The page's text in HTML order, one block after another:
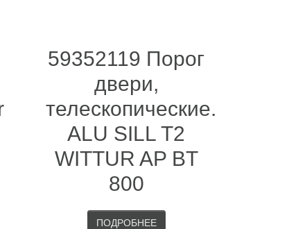
59352119 Порог
двери,
телескопические.
ALU SILL T2
WITTUR AP BT
800
ПОДРОБНЕЕ